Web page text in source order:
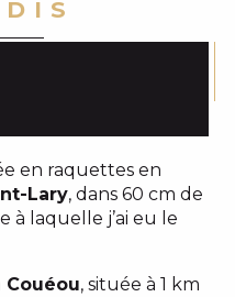
en raquettes en
Lary, dans 60 cm de
à laquelle j’ai eu le
, située à 1 km